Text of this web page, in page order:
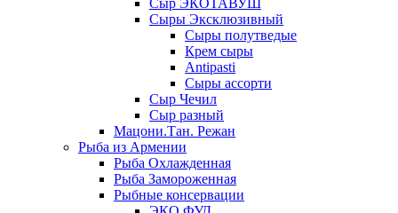
Сыр ЭКОТАВУШ
Сыры Эксклюзивный
Сыры полутведые
Крем сыры
Antipasti
Сыры ассорти
Сыр Чечил
Сыр разный
Мацони.Тан. Режан
Рыба из Армении
Рыба Охлажденная
Рыба Замороженная
Рыбные консервации